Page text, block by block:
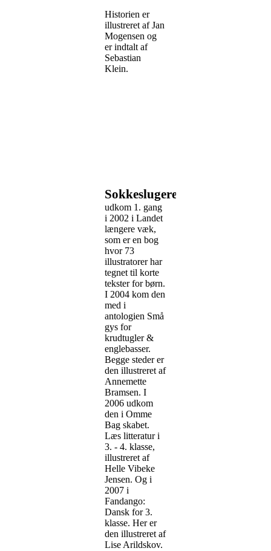
Historien er
illustreret af Jan
Mogensen og
er indtalt af
Sebastian
Klein.
Sokkeslugeren
udkom 1. gang
i 2002 i Landet
længere væk,
som er en bog
hvor 73
illustratorer har
tegnet til korte
tekster for børn.
I 2004 kom den
med i
antologien Små
gys for
krudtugler &
englebasser.
Begge steder er
den illustreret af
Annemette
Bramsen. I
2006 udkom
den i Omme
Bag skabet.
Læs litteratur i
3. - 4. klasse,
illustreret af
Helle Vibeke
Jensen. Og i
2007 i
Fandango:
Dansk for 3.
klasse. Her er
den illustreret af
Lise Arildskov.